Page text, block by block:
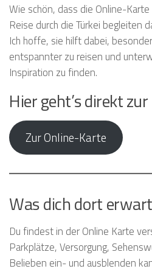
Wie schön, dass die Online-
Reise durch die Türkei begleiten
Ich hoffe, sie hilft dabei,
entspannter zu reisen und
Inspiration zu finden.
Hier geht’s direkt
Zur Online-Karte
Was dich dort
Du findest in der Online Karte
Parkplätze, Versorgung,
Belieben ein- und ausblenden